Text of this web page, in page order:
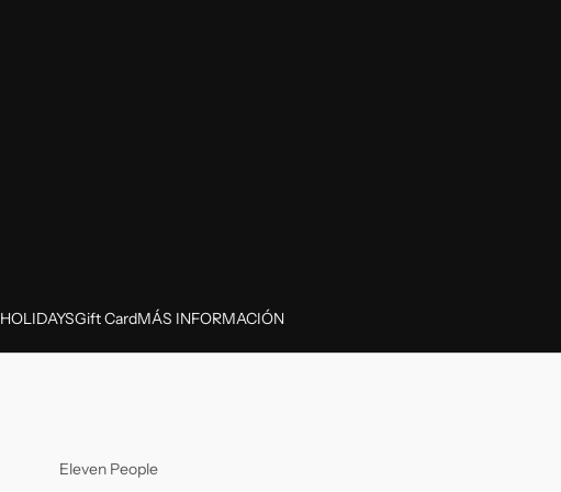
HOLIDAYSGift CardMÁS INFORMACIÓN
Eleven People